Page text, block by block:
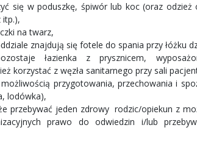
się w poduszkę, śpiwór lub koc (oraz odzież
itp.),
na twarz,
znajdują się fotele do spania przy łóżku
łazienka z prysznicem,
korzystać z węzła sanitarnego przy sali
przygotowania, przechowania i
lodówka),
przebywać jeden zdrowy rodzic/opiekun z
prawo do odwiedzin i/lub